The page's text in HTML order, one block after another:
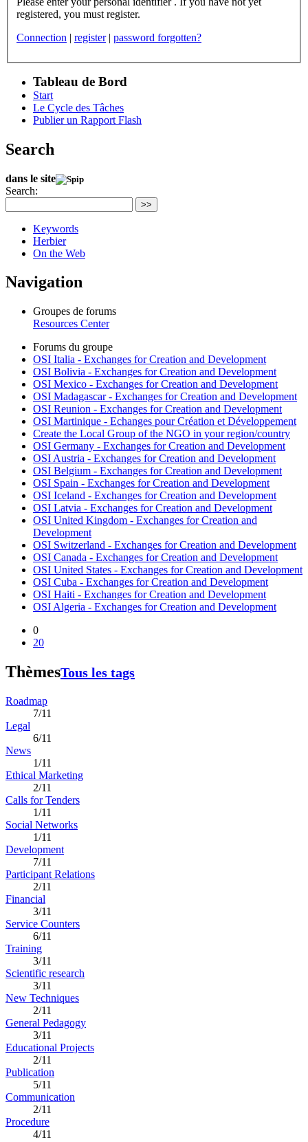
registered, you must register.
Connection | register | password forgotten?
Tableau de Bord
Start
Le Cycle des Tâches
Publier un Rapport Flash
Search
dans le site
Search:
>>
Keywords
Herbier
On the Web
Navigation
Groupes de forums
Resources Center
Forums du groupe
OSI Italia - Exchanges for Creation and Development
OSI Bolivia - Exchanges for Creation and Development
OSI Mexico - Exchanges for Creation and Development
OSI Madagascar - Exchanges for Creation and Development
OSI Reunion - Exchanges for Creation and Development
OSI Martinique - Echanges pour Création et Développement
Create the Local Group of the NGO in your region/country
OSI Germany - Exchanges for Creation and Development
OSI Austria - Exchanges for Creation and Development
OSI Belgium - Exchanges for Creation and Development
OSI Spain - Exchanges for Creation and Development
OSI Iceland - Exchanges for Creation and Development
OSI Latvia - Exchanges for Creation and Development
OSI United Kingdom - Exchanges for Creation and
Development
OSI Switzerland - Exchanges for Creation and Development
OSI Canada - Exchanges for Creation and Development
OSI United States - Exchanges for Creation and Development
OSI Cuba - Exchanges for Creation and Development
OSI Haiti - Exchanges for Creation and Development
OSI Algeria - Exchanges for Creation and Development
0
20
ThèmesTous les tags
Roadmap
7/11
Legal
6/11
News
1/11
Ethical Marketing
2/11
Calls for Tenders
1/11
Social Networks
1/11
Development
7/11
Participant Relations
2/11
Financial
3/11
Service Counters
6/11
Training
3/11
Scientific research
3/11
New Techniques
2/11
General Pedagogy
3/11
Educational Projects
2/11
Publication
5/11
Communication
2/11
Procedure
4/11